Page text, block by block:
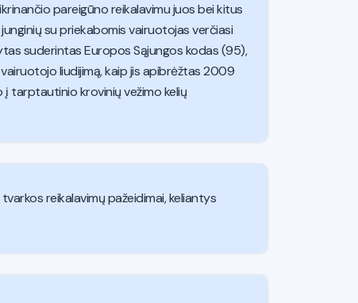
pareigūno reikalavimu juos bei kitus
junginių su priekabomis vairuotojas verčiasi
suderintas Europos Sąjungos kodas (95),
liudijimą, kaip jis apibrėžtas 2009
tarptautinio krovinių vežimo kelių
reikalavimų pažeidimai, keliantys